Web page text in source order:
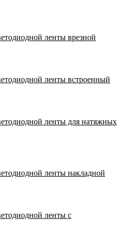
ленты врезной
ленты встроенный
ленты для натяжных
ленты накладной
ленты с